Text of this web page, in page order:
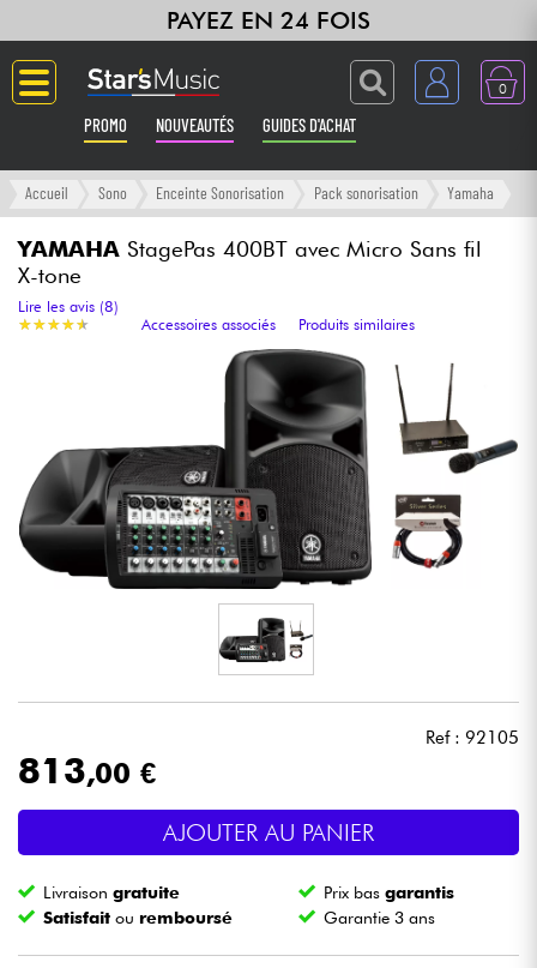
PAYEZ EN 24 FOIS
0
PROMO NOUVEAUTÉS GUIDES D'ACHAT
Langue
Guitares & Basses
Amplis & Effets
Home Studio
Casques
Eclairage
Accueil Sono Enceinte Sonorisation Pack sonorisation Yamaha
YAMAHA StagePas 400BT avec Micro Sans fil
X-tone
★★★★★
★★★★★
Lire les avis (8)
Accessoires associés
Produits similaires
Ref : 92105
813,00 €
AJOUTER AU PANIER
Livraisongratuite Prix basgarantis
Satisfait ou remboursé Garantie 3 ans